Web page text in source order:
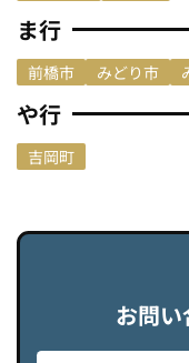
ま行
前橋市 みどり市
や行
吉岡町
お問